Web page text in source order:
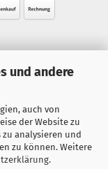
und andere
auch von
der Website zu
analysieren und
zu können. Weitere
.